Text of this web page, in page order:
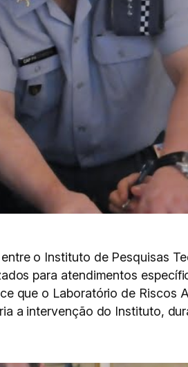
o Instituto de Pesquisas
para atendimentos
que o Laboratório de Riscos
a intervenção do Instituto,